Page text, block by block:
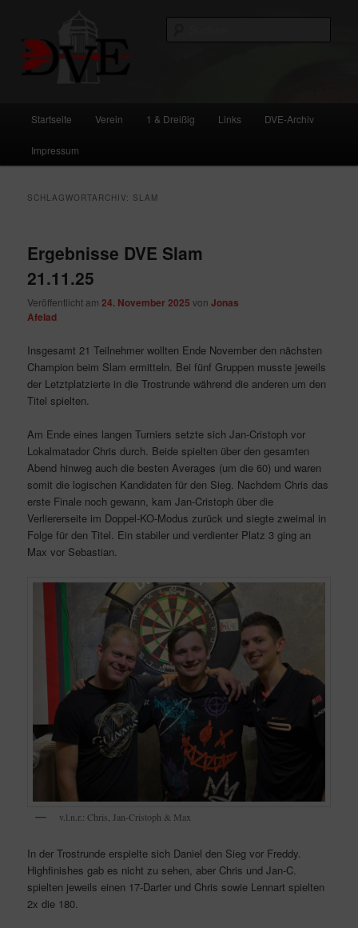
Inhalt
springen
Inhalt
springenDVE
Startseite Verein 1 & Dreißig Links DVE-Archiv
Impressum
SCHLAGWORTARCHIV: SLAM
Ergebnisse DVE Slam
21.11.25
Veröffentlicht am24. November 2025 vonJonas
Afelad
Insgesamt 21 Teilnehmer wollten Ende November den nächsten
Champion beim Slam ermitteln. Bei fünf Gruppen musste jeweils
der Letztplatzierte in die Trostrunde während die anderen um den
Titel spielten.
Am Ende eines langen Turniers setzte sich Jan-Cristoph vor
Lokalmatador Chris durch. Beide spielten über den gesamten
Abend hinweg auch die besten Averages (um die 60) und waren
somit die logischen Kandidaten für den Sieg. Nachdem Chris das
erste Finale noch gewann, kam Jan-Cristoph über die
Verliererseite im Doppel-KO-Modus zurück und siegte zweimal in
Folge für den Titel. Ein stabiler und verdienter Platz 3 ging an
Max vor Sebastian.
v.l.n.r.: Chris, Jan-Cristoph & Max
In der Trostrunde erspielte sich Daniel den Sieg vor Freddy.
Highfinishes gab es nicht zu sehen, aber Chris und Jan-C.
spielten jeweils einen 17-Darter und Chris sowie Lennart spielten
2x die 180.